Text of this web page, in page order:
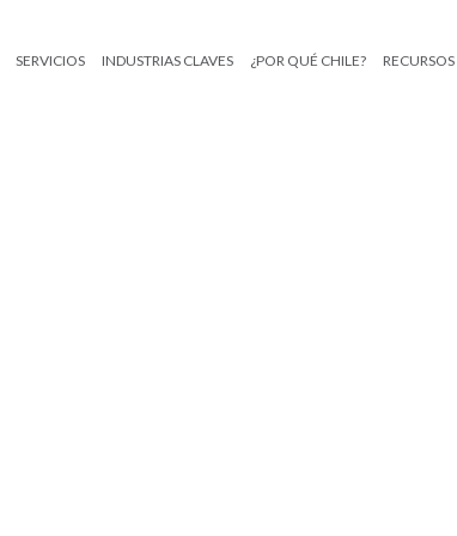
SERVICIOS INDUSTRIAS CLAVES ¿POR QUÉ CHILE? RECURSOS